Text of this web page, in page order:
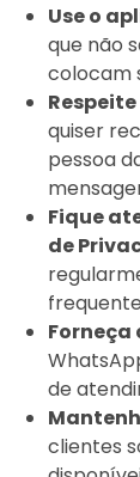
Use o
que não
colocam
quiser
pessoa
Fique
de
de
clientes